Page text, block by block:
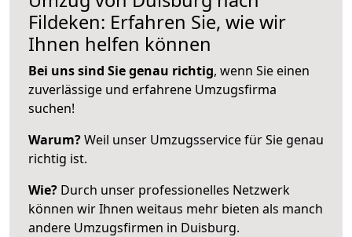
Fildeken: Erfahren Sie, wie wir
Ihnen helfen können
Bei uns sind Sie genau richtig, wenn Sie einen
zuverlässige und erfahrene Umzugsfirma
suchen!
Warum?Weil unser Umzugsservice für Sie genau
richtig ist.
Wie? Durch unser professionelles Netzwerk
können wir Ihnen weitaus mehr bieten als manch
andere Umzugsfirmen in Duisburg.